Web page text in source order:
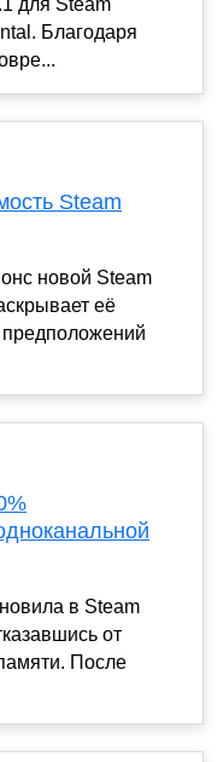
для Steam
Благодаря
Steam
новой Steam
её
в Steam
от
После